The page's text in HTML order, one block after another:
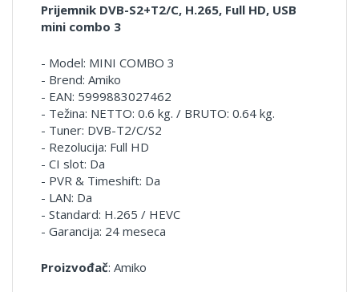
Prijemnik DVB-S2+T2/C, H.265, Full HD, USB
mini combo 3
- Model: MINI COMBO 3
- Brend: Amiko
- EAN: 5999883027462
- Težina: NETTO: 0.6 kg. / BRUTO: 0.64 kg.
- Tuner: DVB-T2/C/S2
- Rezolucija: Full HD
- CI slot: Da
- PVR & Timeshift: Da
- LAN: Da
- Standard: H.265 / HEVC
- Garancija: 24 meseca
Proizvođač: Amiko